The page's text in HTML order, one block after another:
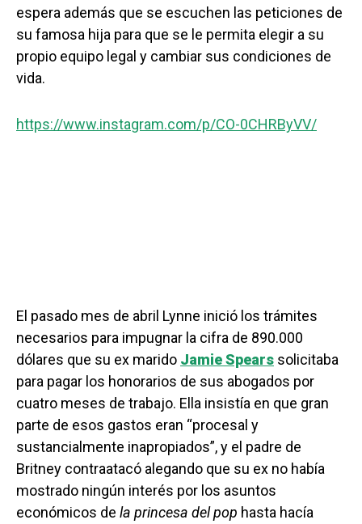
espera además que se escuchen las peticiones de
su famosa hija para que se le permita elegir a su
propio equipo legal y cambiar sus condiciones de
vida.
https://www.instagram.com/p/CO-0CHRByVV/
El pasado mes de abril Lynne inició los trámites
necesarios para impugnar la cifra de 890.000
dólares que su ex marido Jamie Spears solicitaba
para pagar los honorarios de sus abogados por
cuatro meses de trabajo. Ella insistía en que gran
parte de esos gastos eran “procesal y
sustancialmente inapropiados”, y el padre de
Britney contraatacó alegando que su ex no había
mostrado ningún interés por los asuntos
económicos de la princesa del pop hasta hacía